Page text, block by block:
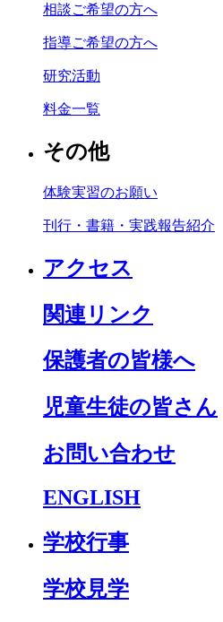
相談ご希望の方へ
指導ご希望の方へ
研究活動
料金一覧
その他
体験実習のお願い
刊行・書籍・実践報告紹介
アクセス
関連リンク
保護者の皆様へ
児童生徒の皆さん
お問い合わせ
ENGLISH
学校行事
学校見学